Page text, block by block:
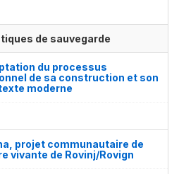
de sauvegarde
du processus
de sa construction et son
moderne
projet communautaire de
vivante de Rovinj/Rovign